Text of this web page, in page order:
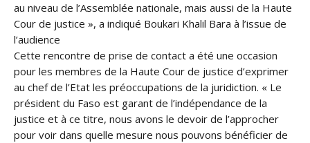
au niveau de l’Assemblée nationale, mais aussi de la Haute
Cour de justice », a indiqué Boukari Khalil Bara à l’issue de
l’audience
Cette rencontre de prise de contact a été une occasion
pour les membres de la Haute Cour de justice d’exprimer
au chef de l’Etat les préoccupations de la juridiction. « Le
président du Faso est garant de l’indépendance de la
justice et à ce titre, nous avons le devoir de l’approcher
pour voir dans quelle mesure nous pouvons bénéficier de